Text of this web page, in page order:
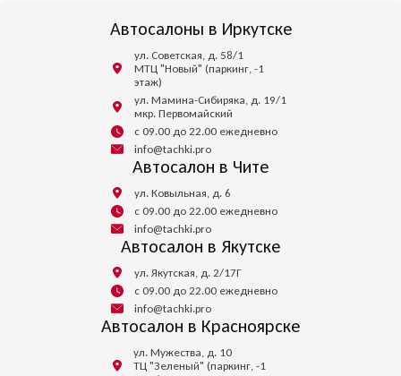
Автосалоны в Иркутске
ул. Советская, д. 58/1
МТЦ "Новый" (паркинг, -1
этаж)
ул. Мамина-Сибиряка, д. 19/1
мкр. Первомайский
с 09.00 до 22.00 ежедневно
info@tachki.pro
Автосалон в Чите
ул. Ковыльная, д. 6
с 09.00 до 22.00 ежедневно
info@tachki.pro
Автосалон в Якутске
ул. Якутская, д. 2/17Г
с 09.00 до 22.00 ежедневно
info@tachki.pro
Автосалон в Красноярске
ул. Мужества, д. 10
ТЦ "Зеленый" (паркинг, -1